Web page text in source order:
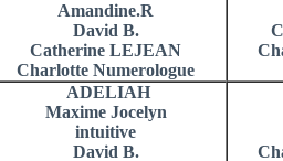
Amandine.R
David B.
Catherine LEJEAN
Charlotte Numerologue
ADELIAH
Maxime Jocelyn
intuitive
David B.